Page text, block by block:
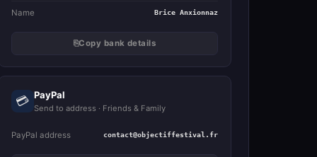
Name Brice Anxionnaz
⎘Copy bank details
💳 PayPal
Send to address · Friends & Family
PayPal address contact@objectiffestival.fr